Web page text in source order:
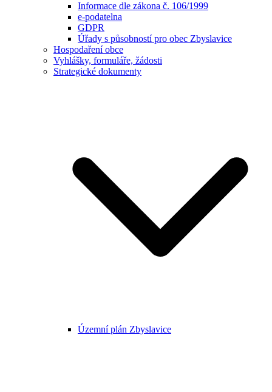
Informace dle zákona č. 106/1999
e-podatelna
GDPR
Úřady s působností pro obec Zbyslavice
Hospodaření obce
Vyhlášky, formuláře, žádosti
Strategické dokumenty
Územní plán Zbyslavice